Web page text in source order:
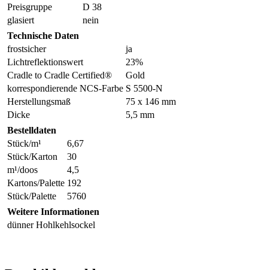
Preisgruppe
D 38
glasiert
nein
Technische Daten
frostsicher
ja
Lichtreflektionswert
23%
Cradle to Cradle Certified®
Gold
korrespondierende NCS-Farbe S 5500-N
Herstellungsmaß
75 x 146 mm
Dicke
5,5 mm
Bestelldaten
Stück/m¹
6,67
Stück/Karton
30
m¹/doos
4,5
Kartons/Palette 192
Stück/Palette
5760
Weitere Informationen
dünner Hohlkehlsockel